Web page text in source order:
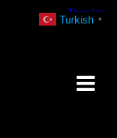
Turkish ▼